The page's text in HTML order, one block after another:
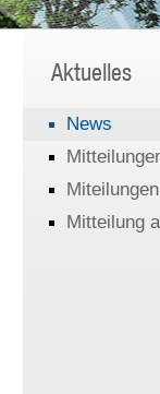
Aktuelles
News
Mitteilung